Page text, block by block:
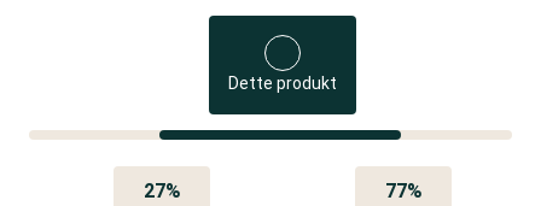
Dette produkt
27% 77%